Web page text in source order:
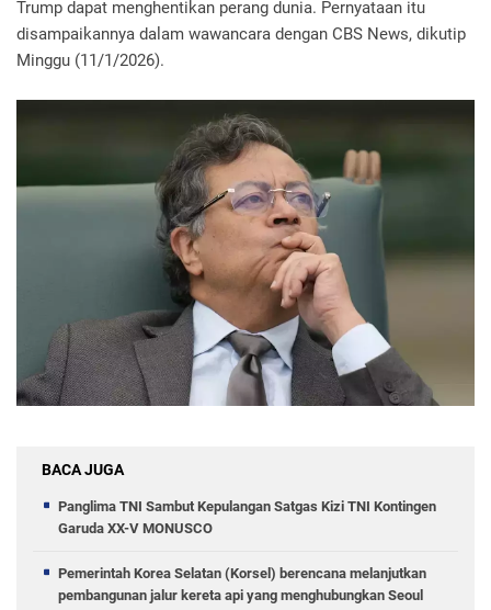
Trump dapat menghentikan perang dunia. Pernyataan itu
disampaikannya dalam wawancara dengan CBS News, dikutip
Minggu (11/1/2026).
BACA JUGA
Panglima TNI Sambut Kepulangan Satgas Kizi TNI Kontingen
Garuda XX-V MONUSCO
Pemerintah Korea Selatan (Korsel) berencana melanjutkan
pembangunan jalur kereta api yang menghubungkan Seoul